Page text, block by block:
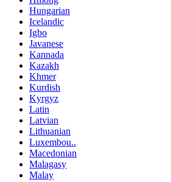
Hungarian
Icelandic
Igbo
Javanese
Kannada
Kazakh
Khmer
Kurdish
Kyrgyz
Latin
Latvian
Lithuanian
Luxembou..
Macedonian
Malagasy
Malay